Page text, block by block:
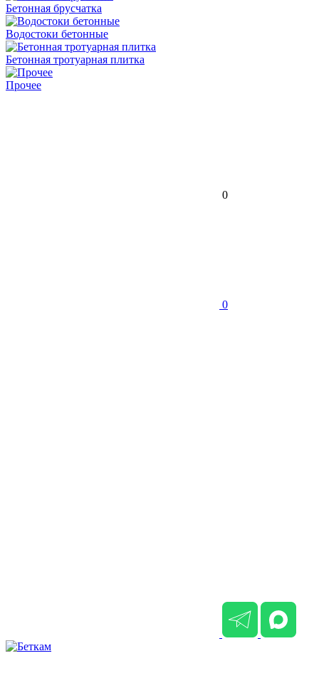
Бетонная брусчатка
Водостоки бетонные
Бетонная тротуарная плитка
Прочее
0
0